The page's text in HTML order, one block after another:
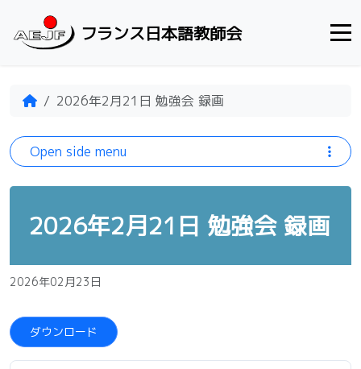
フランス日本語教師会
Home2026年2月21日 勉強会 録画
2026年2月21日 勉強会 録画
2026年02月23日
ダウンロード
Open side menu